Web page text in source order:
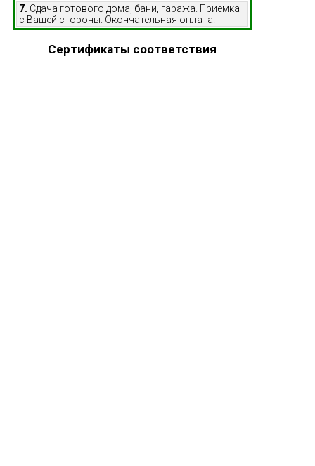
7. Сдача готового дома, бани, гаража. Приемка
с Вашей стороны. Окончательная оплата.
Сертификаты соответствия